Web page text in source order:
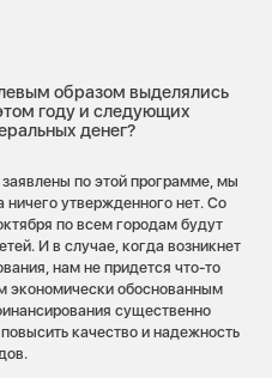
образом выделялись
году и следующих
денег?
по этой программе, мы
утвержденного нет. Со
по всем городам будут
И в случае, когда возникнет
нам не придется что-то
экономически обоснованным
существенно
качество и надежность